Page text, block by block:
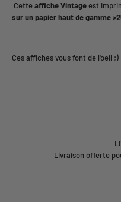
Cetteaffiche Vintageest
sur un papier haut de gamme
Livraison offerte